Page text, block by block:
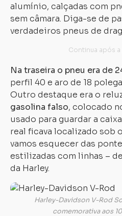
alumínio, calçadas com
sem câmara. Diga-se de
verdadeiros pneus de
Na traseira o pneu era de
perfil 40 e aro de 18
Outro destaque era o
gasolina falso, colocado
usado para guardar a
real ficava localizado sob
vamos esquecer das
estilizadas com linhas –
da Harley.
Harley-Davidson V-Rod
comemorativa aos